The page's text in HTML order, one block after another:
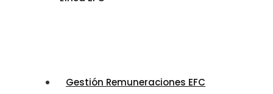
Gestión Remuneraciones EFC